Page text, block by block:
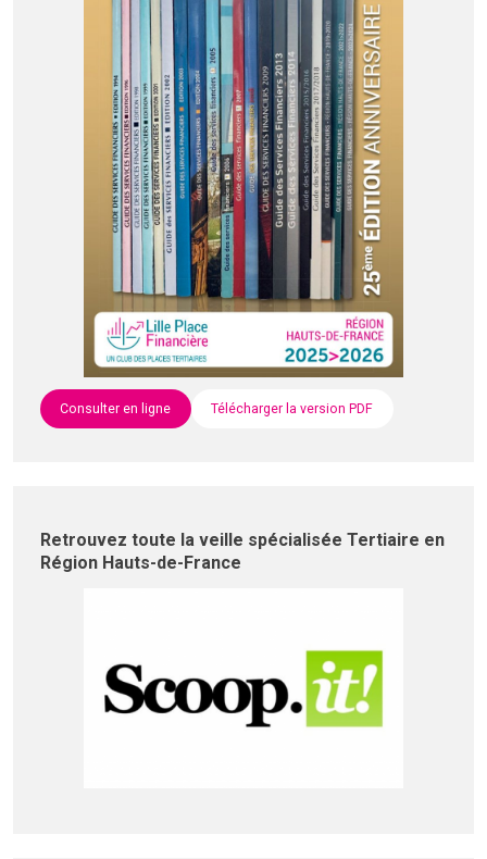
Consulter en ligne Télécharger la version PDF
Retrouvez toute la veille spécialisée Tertiaire en
Région Hauts-de-France